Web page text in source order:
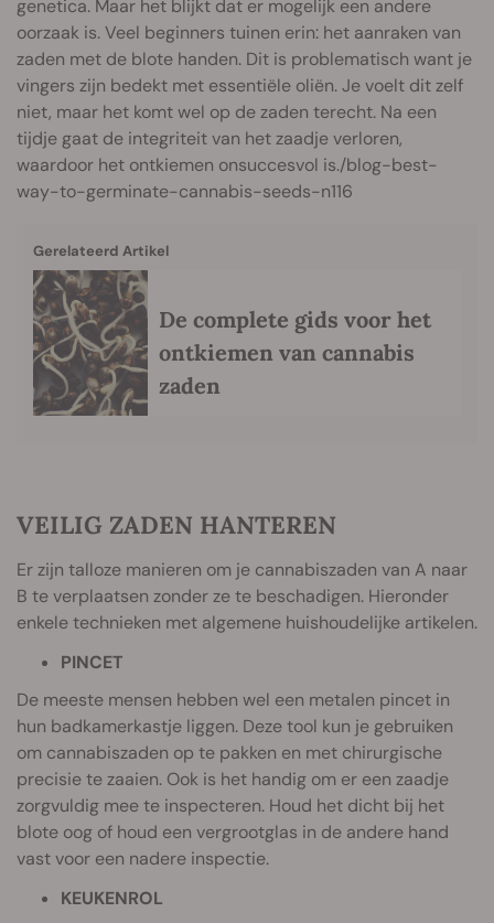
genetica. Maar het blijkt dat er mogelijk een andere
oorzaak is. Veel beginners tuinen erin: het aanraken van
zaden met de blote handen. Dit is problematisch want je
vingers zijn bedekt met essentiële oliën. Je voelt dit zelf
niet, maar het komt wel op de zaden terecht. Na een
tijdje gaat de integriteit van het zaadje verloren,
waardoor het ontkiemen onsuccesvol is./blog-best-
way-to-germinate-cannabis-seeds-n116
Gerelateerd Artikel
De complete gids voor het
ontkiemen van cannabis
zaden
VEILIG ZADEN HANTEREN
Er zijn talloze manieren om je cannabiszaden van A naar
B te verplaatsen zonder ze te beschadigen. Hieronder
enkele technieken met algemene huishoudelijke artikelen.
PINCET
De meeste mensen hebben wel een metalen pincet in
hun badkamerkastje liggen. Deze tool kun je gebruiken
om cannabiszaden op te pakken en met chirurgische
precisie te zaaien. Ook is het handig om er een zaadje
zorgvuldig mee te inspecteren. Houd het dicht bij het
blote oog of houd een vergrootglas in de andere hand
vast voor een nadere inspectie.
KEUKENROL